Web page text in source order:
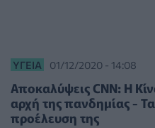
ΥΓΕΊΑ 01/12/2020 - 14:08
Αποκαλύψεις CNN: Η
αρχή της πανδημίας - Τα
προέλευση της